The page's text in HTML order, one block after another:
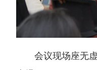
会议现场座无